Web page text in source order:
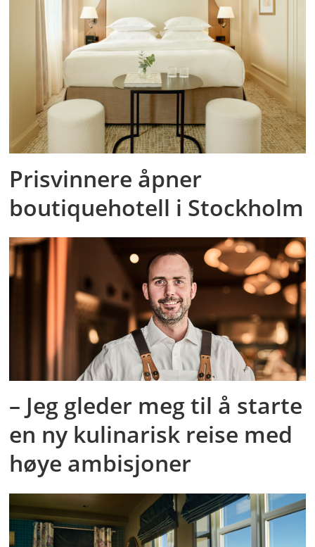
Prisvinnere åpner
boutiquehotell i Stockholm
– Jeg gleder meg til å starte
en ny kulinarisk reise med
høye ambisjoner